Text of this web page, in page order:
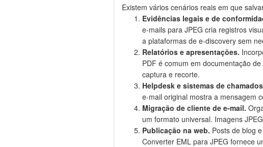
Existem vários cenários reais em que
Evidências legais e de
e-mails para JPEG cria registros
a plataformas de e-discovery sem
Relatórios e apresentações.
PDF é comum em documentação
captura e recorte.
Helpdesk e sistemas de
e-mail original mostra a mensagem
Migração de cliente de e-mail.
um formato universal. Imagens
Publicação na web. Posts de blog
Converter EML para JPEG fornece